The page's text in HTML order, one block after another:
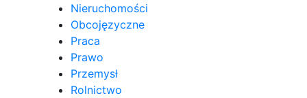
Nieruchomości
Obcojęzyczne
Praca
Prawo
Przemysł
Rolnictwo